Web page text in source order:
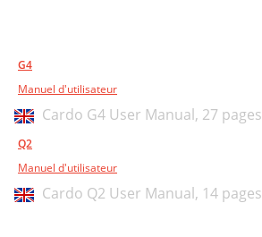
G4
Manuel d'utilisateur
Cardo G4 User Manual, 27 pages
Q2
Manuel d'utilisateur
Cardo Q2 User Manual, 14 pages